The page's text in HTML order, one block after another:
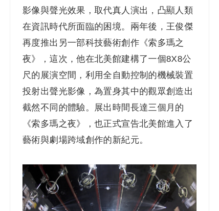
影像與聲光效果，取代真人演出，凸顯人類
在資訊時代所面臨的困境。兩年後，王俊傑
再度推出另一部科技藝術創作《索多瑪之
夜》，這次，他在北美館建構了一個8X8公
尺的展演空間，利用全自動控制的機械裝置
投射出聲光影像，為置身其中的觀眾創造出
截然不同的體驗。展出時間長達三個月的
《索多瑪之夜》，也正式宣告北美館進入了
藝術與劇場跨域創作的新紀元。